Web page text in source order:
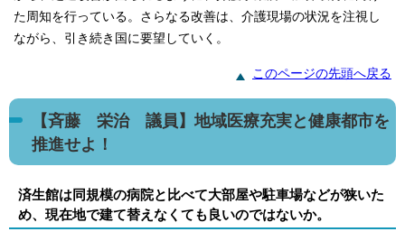
た周知を行っている。さらなる改善は、介護現場の状況を注視し
ながら、引き続き国に要望していく。
このページの先頭へ戻る
【斉藤 栄治 議員】地域医療充実と健康都市を
推進せよ！
済生館は同規模の病院と比べて大部屋や駐車場などが狭いた
め、現在地で建て替えなくても良いのではないか。